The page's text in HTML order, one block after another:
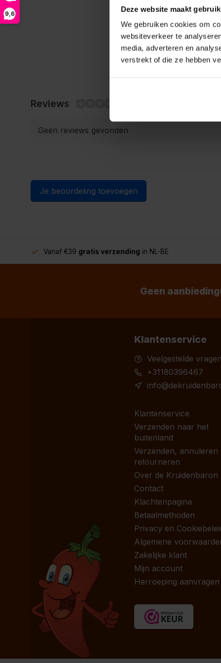
Deze website maakt
We gebruiken cookies om
websiteverkeer te
media, adverteren en
verstrekt of die ze hebben
9,6
Reviews
Geen reviews gevonden
Je beoordeling toevoegen
Vanaf €39 gratis verzending in NL-BE
Geen
Klantenservice
Veelgestelde vragen
+31180396467
Klantenservice
Verzenden naar het
buitenland
Verzenden, annuleren
retourneren
Over de Kruidenbaron
Contact
Klachtenpagina
Betaalmethoden
Privacy en
Algemene
Zakelijke klant
Mijn account
Herroeping aanvragen